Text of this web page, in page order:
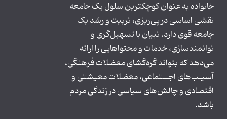
خانواده به عنوان کوچکترین سلول یک جامعه
نقشی اساسی در پی‌ریزی، تربیت و رشد یک
جامعه قوی دارد. تبیان با تسهیل‌گری و
توانمندسازی، خدمات و محتواهایی را ارائه
می‌دهد که بتواند گره‌گشای معضلات فرهنگی،
آسیـب‌های اجــتماعی، معضلات معیشتی و
اقتصادی و چالش‌های سیاسی در زندگی مردم
باشد.